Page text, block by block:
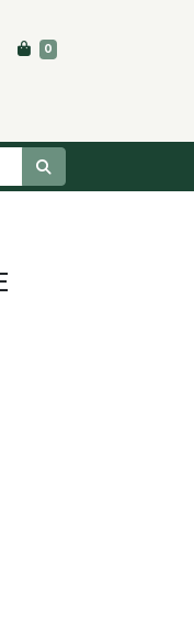
0